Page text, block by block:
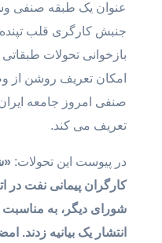
عنوان یک طبقه صنفی
جنبش کارگری قلب
بازخوانی تحولات
امکان تعریف روشن از
صنفی امروز جامعه
تعریف می کند.
در پیوست این تحولات: «
کارگران پیمانی نفت در
شورای دیگر، به
انتشار یک بیانیه زدند.